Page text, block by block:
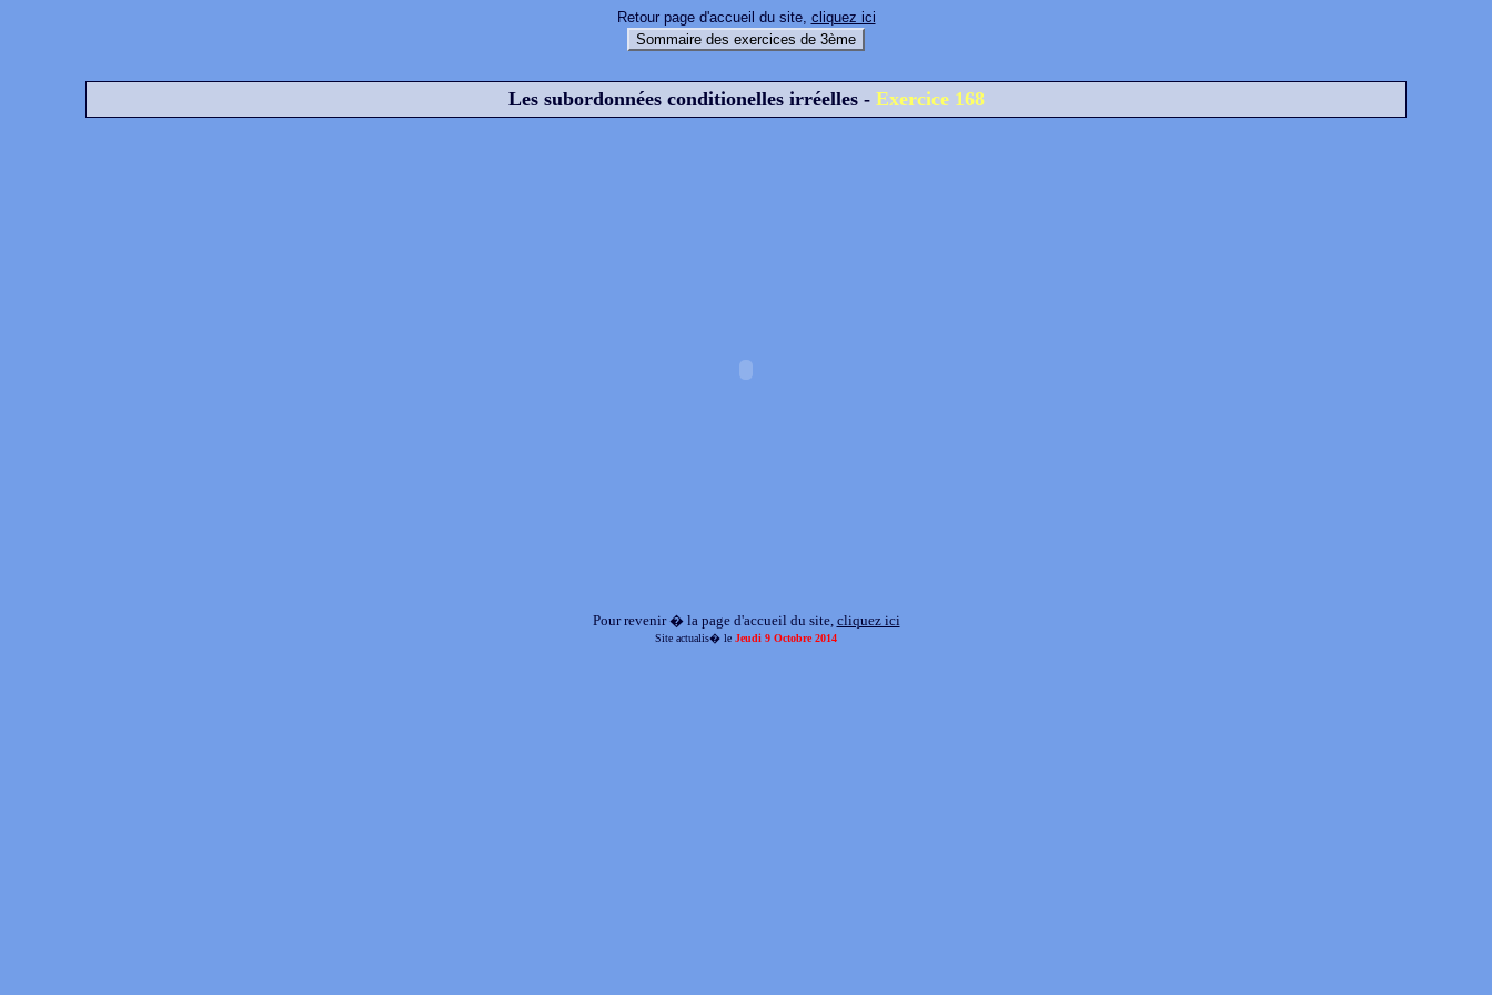
Retour page d'accueil du site, cliquez ici
Sommaire des exercices de 3ème
Les subordonnées conditionelles irréelles - Exercice 168
Pour revenir � la page d'accueil du site, cliquez ici
Site actualis� le Jeudi 9 Octobre 2014